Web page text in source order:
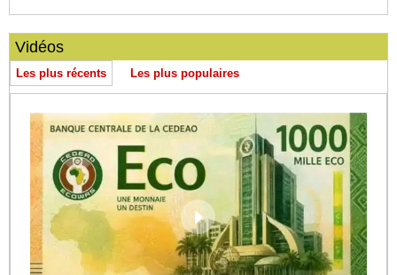
Vidéos
Les plus récents Les plus populaires